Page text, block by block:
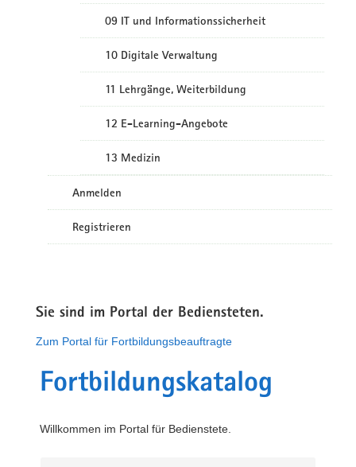
09 IT und Informationssicherheit
10 Digitale Verwaltung
11 Lehrgänge, Weiterbildung
12 E-Learning-Angebote
13 Medizin
Anmelden
Registrieren
Sie sind im Portal der Bediensteten.
Zum Portal für Fortbildungsbeauftragte
Fortbildungskatalog
Willkommen im Portal für Bedienstete.